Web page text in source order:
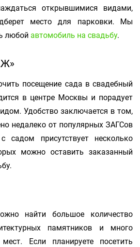
открывшимися видами,
место для парковки. Мы
любой автомобиль на свадьбу.
посещение сада в свадебный
в центре Москвы и порадует
Удобство заключается в том,
недалеко от популярных ЗАГСов
присутствует несколько
можно оставить заказанный
найти большое количество
памятников и много
Если планируете посетить